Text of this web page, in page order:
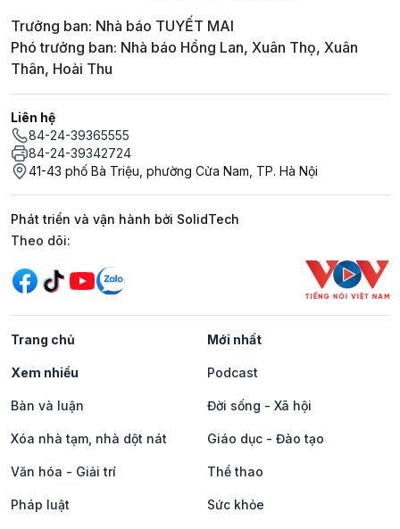
Trưởng ban: Nhà báo TUYẾT MAI
Phó trưởng ban: Nhà báo Hồng Lan, Xuân Thọ, Xuân
Thân, Hoài Thu
Liên hệ
84-24-39365555
84-24-39342724
41-43 phố Bà Triệu, phường Cửa Nam, TP. Hà Nội
Phát triển và vận hành bởi SolidTech
Mạng xã hội
Theo dõi:
Trang chủ Mới nhất
Xem nhiều Podcast
Bàn và luận Đời sống - Xã hội
Xóa nhà tạm, nhà dột nát Giáo dục - Đào tạo
Văn hóa - Giải trí Thể thao
Pháp luật Sức khỏe